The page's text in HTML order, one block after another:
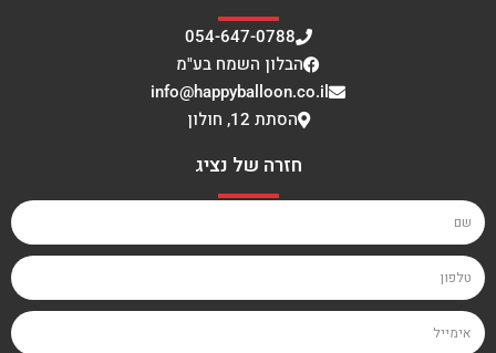
054-647-0788
הבלון השמח בע"מ
info@happyballoon.co.il
הסתת 12, חולון
חזרה של נציג